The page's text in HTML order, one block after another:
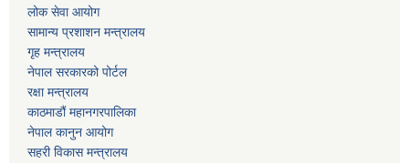
लोक सेवा आयोग
सामान्य प्रशाशन मन्त्रालय
गृह मन्त्रालय
नेपाल सरकारको पोर्टल
रक्षा मन्त्रालय
काठमाडौं महानगरपालिका
नेपाल कानुन आयोग
सहरी विकास मन्त्रालय